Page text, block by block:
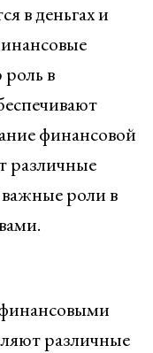
в деньгах и
в
финансовой
различные
роли в
различные